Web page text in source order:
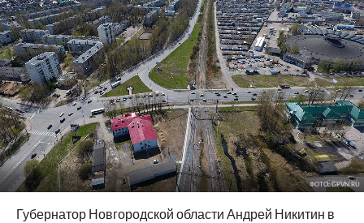
ФОТО: GPVN.RU
Губернатор Новгородской области Андрей Никитин в